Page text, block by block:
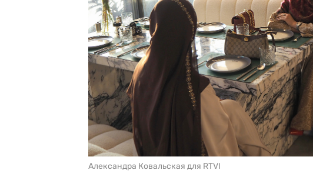
Александра Ковальская для RTVI